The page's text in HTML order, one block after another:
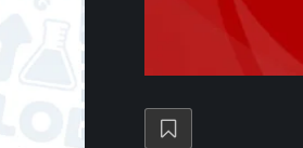
شرعاً؟
– الأسبوع